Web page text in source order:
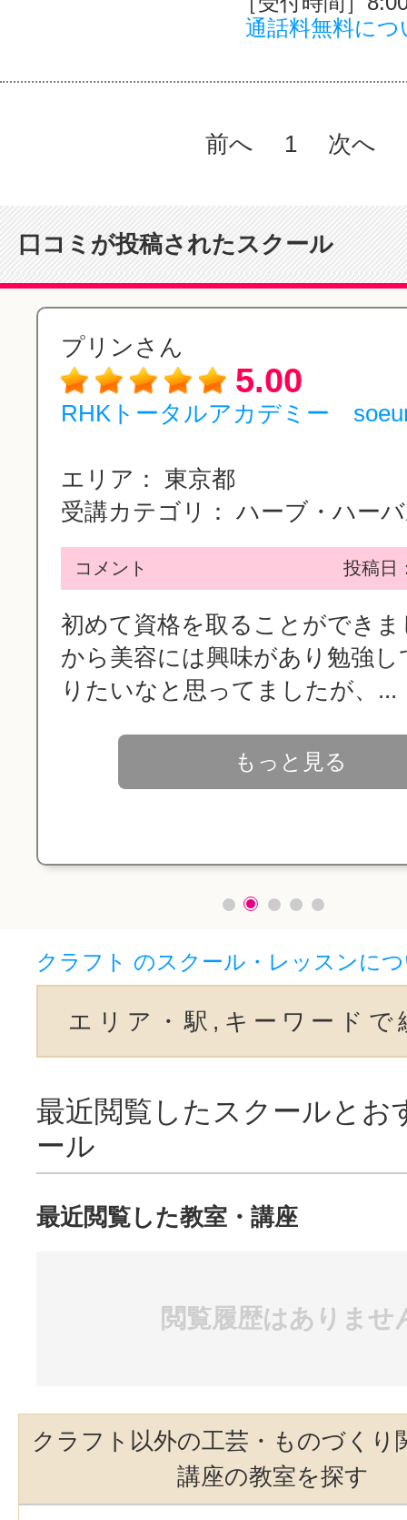
通話料無料につ
前へ 1 次へ
口コミが投稿されたスクール
プリンさん
5.00
RHKトータルアカデミー
エリア：
東京都
受講カテゴリ： ハーブ・ハー
コメント 投稿日
初めて資格を取ることができ
から美容には興味があり勉強し
りたいなと思ってましたが、...
もっと見る
クラフト のスクール・レッスンに
エリア・駅,キーワードで
最近閲覧したスクールとお
ール
最近閲覧した教室・講座
閲覧履歴はありませ
クラフト以外の工芸・ものづくり
講座の教室を探す